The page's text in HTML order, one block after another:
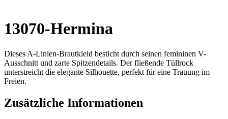
13070-Hermina
Dieses A-Linien-Brautkleid besticht durch seinen femininen V-
Ausschnitt und zarte Spitzendetails. Der fließende Tüllrock
unterstreicht die elegante Silhouette, perfekt für eine Trauung im
Freien.
Zusätzliche Informationen